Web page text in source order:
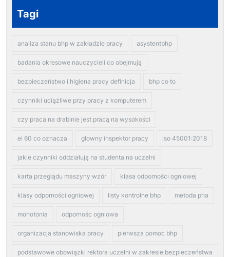
Tagi
analiza stanu bhp w zakładzie pracy asystentbhp
badania okresowe nauczycieli co obejmują
bezpieczeństwo i higiena pracy definicja bhp co to
czynniki uciążliwe przy pracy z komputerem
czy praca na drabinie jest pracą na wysokości
ei 60 co oznacza glowny inspektor pracy iso 45001:2018
jakie czynniki oddziałują na studenta na uczelni
karta przeglądu maszyny wzór klasa odporności ogniowej
klasy odporności ogniowej listy kontrolne bhp metoda pha
monotonia odpornośc ogniowa
organizacja stanowiska pracy pierwsza pomoc bhp
podstawowe obowiązki rektora uczelni w zakresie bezpieczeństwa